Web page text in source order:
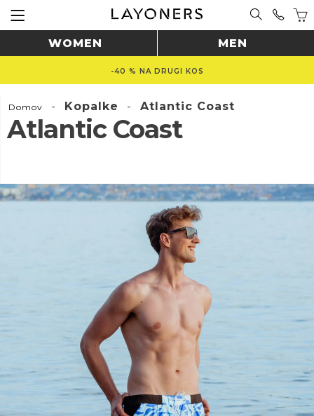
WOMEN MEN
-40 % NA DRUGI KOS
Domov - Kopalke - Atlantic Coast
Atlantic Coast